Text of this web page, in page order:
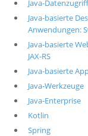
Java-
Java-basierte
Anwendungen:
Java-basierte
JAX-RS
Java-basierte
Java-Werkzeuge
Java-Enterprise
Kotlin
Spring